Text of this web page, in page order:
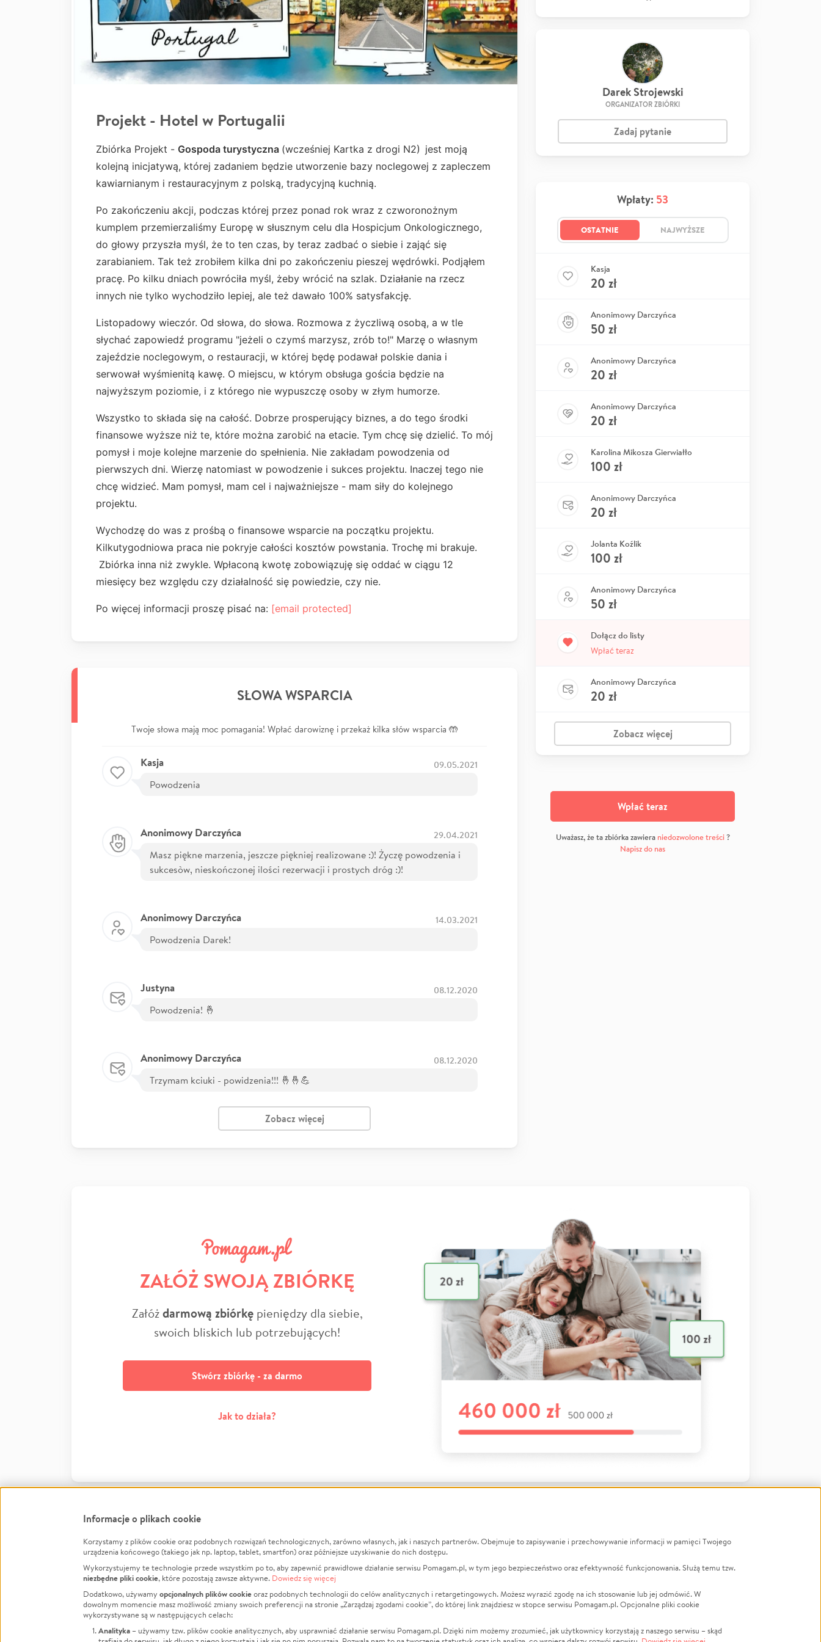
Projekt - Hotel w Portugalii
Zbiórka Projekt - Gospoda turystyczna (wcześniej Kartka z drogi N2) jest moją
kolejną inicjatywą, której zadaniem będzie utworzenie bazy noclegowej z zapleczem
kawiarnianym i restauracyjnym z polską, tradycyjną kuchnią.
Po zakończeniu akcji, podczas której przez ponad rok wraz z czworonożnym
kumplem przemierzaliśmy Europę w słusznym celu dla Hospicjum Onkologicznego,
do głowy przyszła myśl, że to ten czas, by teraz zadbać o siebie i zająć się
zarabianiem. Tak też zrobiłem kilka dni po zakończeniu pieszej wędrówki. Podjąłem
pracę. Po kilku dniach powróciła myśl, żeby wrócić na szlak. Działanie na rzecz
innych nie tylko wychodziło lepiej, ale też dawało 100% satysfakcję.
Listopadowy wieczór. Od słowa, do słowa. Rozmowa z życzliwą osobą, a w tle
słychać zapowiedź programu "jeżeli o czymś marzysz, zrób to!" Marzę o własnym
zajeździe noclegowym, o restauracji, w której będę podawał polskie dania i
serwował wyśmienitą kawę. O miejscu, w którym obsługa gościa będzie na
najwyższym poziomie, i z którego nie wypuszczę osoby w złym humorze.
Wszystko to składa się na całość. Dobrze prosperujący biznes, a do tego środki
finansowe wyższe niż te, które można zarobić na etacie. Tym chcę się dzielić. To mój
pomysł i moje kolejne marzenie do spełnienia. Nie zakładam powodzenia od
pierwszych dni. Wierzę natomiast w powodzenie i sukces projektu. Inaczej tego nie
chcę widzieć. Mam pomysł, mam cel i najważniejsze - mam siły do kolejnego
projektu.
Wychodzę do was z prośbą o finansowe wsparcie na początku projektu.
Kilkutygodniowa praca nie pokryje całości kosztów powstania. Trochę mi brakuje.
Zbiórka inna niż zwykle. Wpłaconą kwotę zobowiązuję się oddać w ciągu 12
miesięcy bez względu czy działalność się powiedzie, czy nie.
Po więcej informacji proszę pisać na: [email protected]
SŁOWA WSPARCIA
Twoje słowa mają moc pomagania! Wpłać darowiznę i przekaż kilka słów wsparcia 🤲
Kasja 09.05.2021
Powodzenia
Anonimowy Darczyńca 29.04.2021
Masz piękne marzenia, jeszcze piękniej realizowane :)! Życzę powodzenia i
sukcesòw, nieskończonej ilości rezerwacji i prostych dróg :)!
Anonimowy Darczyńca 14.03.2021
Powodzenia Darek!
Justyna 08.12.2020
Powodzenia! 🤞
Anonimowy Darczyńca 08.12.2020
Trzymam kciuki - powidzenia!!! 🤞🤞💪
Zobacz więcej
Darek Strojewski
ORGANIZATOR ZBIÓRKI
Zadaj pytanie
Wpłaty: 53
OSTATNIE NAJWYŻSZE
Kasja
20 zł
Anonimowy Darczyńca
50 zł
Anonimowy Darczyńca
20 zł
Anonimowy Darczyńca
20 zł
Karolina Mikosza Gierwiałło
100 zł
Anonimowy Darczyńca
20 zł
Jolanta Koźlik
100 zł
Anonimowy Darczyńca
50 zł
Dołącz do listy
Wpłać teraz
Anonimowy Darczyńca
20 zł
Zobacz więcej
Wpłać teraz
Uważasz, że ta zbiórka zawiera niedozwolone treści?
Napisz do nas
ZAŁÓŻ SWOJĄ ZBIÓRKĘ
Załóżdarmową zbiórkępieniędzy dla siebie,
swoich bliskich lub potrzebujących!
Stwórz zbiórkę - za darmo
Jak to działa?
FacebookTwitter Instagram
LinkedInTikTok Youtube
Informacje
Jak to działa?
Regulamin
Polityka Prywatności
Kontakt
O nas
Opinie
Raporty
Za darmo
Dla NGO
Zbieraj na
Leczenie
Zwierzęta
Pożar
Sport
LGBTQ+
Powódź
Wichura
Religia
Informacje o plikach cookie
Korzystamy z plików cookie oraz podobnych rozwiązań technologicznych, zarówno własnych, jak i naszych partnerów. Obejmuje to zapisywanie i przechowywanie informacji w pamięci Twojego
urządzenia końcowego (takiego jak np. laptop, tablet, smartfon) oraz późniejsze uzyskiwanie do nich dostępu.
Wykorzystujemy te technologie przede wszystkim po to, aby zapewnić prawidłowe działanie serwisu Pomagam.pl, w tym jego bezpieczeństwo oraz efektywność funkcjonowania. Służą temu tzw.
niezbędne pliki cookie, które pozostają zawsze aktywne. Dowiedz się więcej
Dodatkowo, używamy opcjonalnych plików cookieoraz podobnych technologii do celów analitycznych i retargetingowych. Możesz wyrazić zgodę na ich stosowanie lub jej odmówić. W
dowolnym momencie masz możliwość zmiany swoich preferencji na stronie „Zarządzaj zgodami cookie”, do której link znajdziesz w stopce serwisu Pomagam.pl. Opcjonalne pliki cookie
wykorzystywane są w następujących celach:
Analityka – używamy tzw. plików cookie analitycznych, aby usprawniać działanie serwisu Pomagam.pl. Dzięki nim możemy zrozumieć, jak użytkownicy korzystają z naszego serwisu – skąd